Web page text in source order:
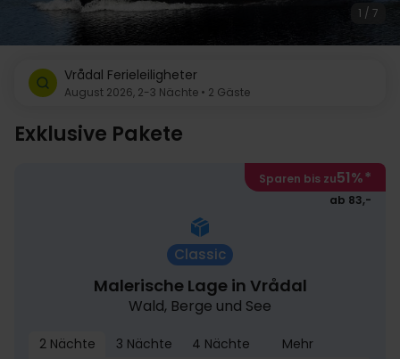
1 / 7
Vrådal Ferieleiligheter
August 2026, 2-3 Nächte • 2 Gäste
Exklusive Pakete
Sparen bis zu51%*
ab 83,-
Classic
Malerische Lage in Vrådal
Wald, Berge und See
2 Nächte 3 Nächte 4 Nächte Mehr